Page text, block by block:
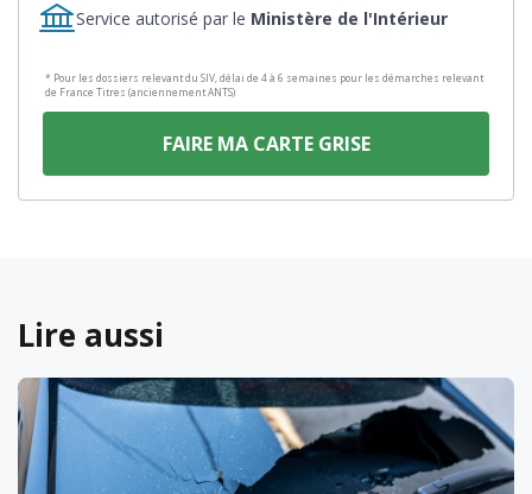
Service autorisé par le Ministère de l'Intérieur
* Pour les dossiers relevant du SIV, délai de 4 à 6 semaines pour les démarches relevant
de France Titres (anciennement ANTS)
FAIRE MA CARTE GRISE
Lire aussi